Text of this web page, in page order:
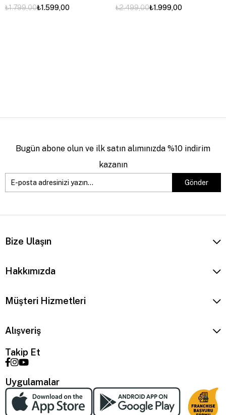
₺1.599,00
₺1.799,00 ₺1.999,00
₺2.499,00
Bugün abone olun ve ilk satın alımınızda %10 indirim
kazanın
Gönder
Bize Ulaşın
Hakkımızda
Müşteri Hizmetleri
Alışveriş
Takip Et
Uygulamalar